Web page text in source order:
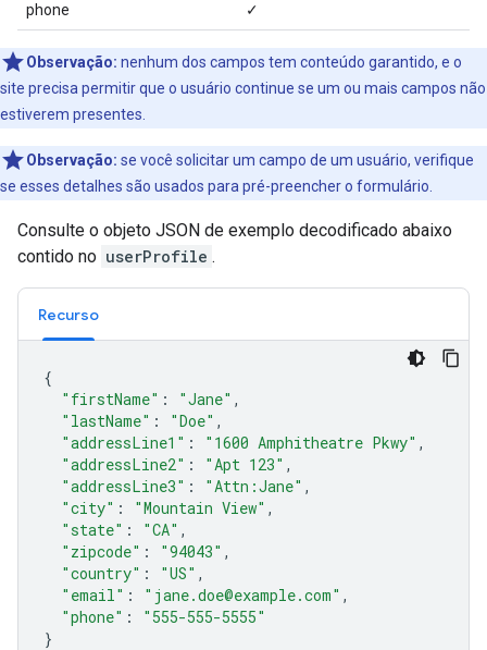
phone ✓
Observação: nenhum dos campos tem conteúdo garantido, e o
site precisa permitir que o usuário continue se um ou mais campos não
estiverem presentes.
Observação: se você solicitar um campo de um usuário, verifique
se esses detalhes são usados para pré-preencher o formulário.
Consulte o objeto JSON de exemplo decodificado abaixo
contido no userProfile .
Recurso
{
"firstName" : "Jane" ,
"lastName" : "Doe" ,
"addressLine1" : "1600 Amphitheatre Pkwy" ,
"addressLine2" : "Apt 123" ,
"addressLine3" : "Attn:Jane" ,
"city" : "Mountain View" ,
"state" : "CA" ,
"zipcode" : "94043" ,
"country" : "US" ,
"email" : "jane.doe@example.com" ,
"phone" :
"555-555-5555"
}